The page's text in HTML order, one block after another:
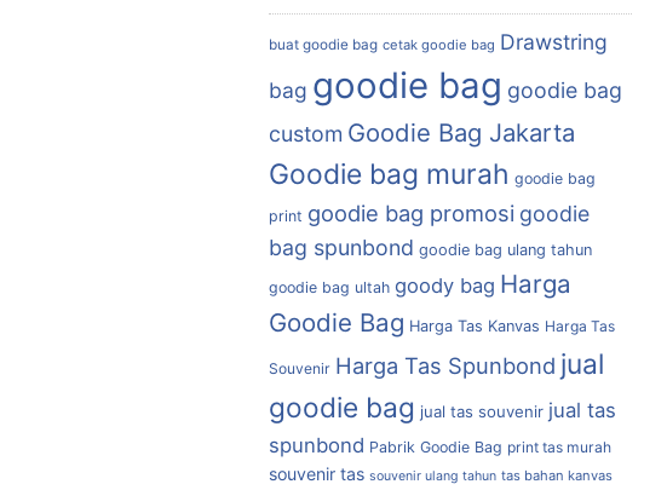
buat goodie bag cetak goodie bag Drawstring
bag goodie bag goodie bag
custom Goodie Bag Jakarta
Goodie bag murah goodie bag
print goodie bag promosi goodie
bag spunbond goodie bag ulang tahun
goodie bag ultah goody bag Harga
Goodie Bag Harga Tas Kanvas Harga Tas
Souvenir Harga Tas Spunbond jual
goodie bag jual tas souvenir jual tas
spunbond Pabrik Goodie Bag print tas murah
souvenir tas souvenir ulang tahun tas bahan kanvas